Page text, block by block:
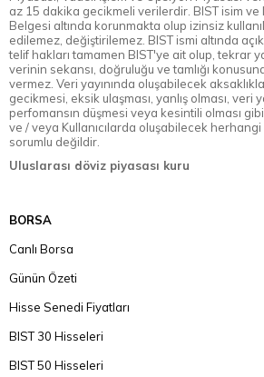
az 15 dakika gecikmeli verilerdir. BIST isim ve
Belgesi altında korunmakta olup izinsiz
edilemez, değiştirilemez. BIST ismi altında
telif hakları tamamen BIST'ye ait olup, tekrar
verinin sekansı, doğruluğu ve tamlığı
vermez. Veri yayınında oluşabilecek
gecikmesi, eksik ulaşması, yanlış olması, veri
perfomansın düşmesi veya kesintili olması gibi
ve / veya Kullanıcılarda oluşabilecek
sorumlu değildir.
Uluslarası döviz piyasası kuru
BORSA
Canlı Borsa
Günün Özeti
Hisse Senedi Fiyatları
BIST 30 Hisseleri
BIST 50 Hisseleri